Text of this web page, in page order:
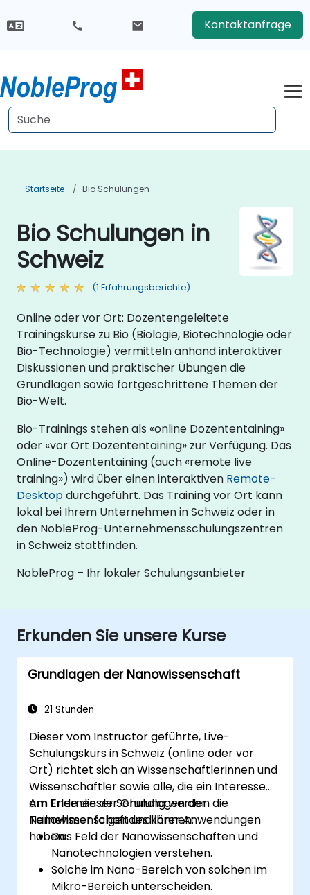
Kontaktanfrage
Startseite Bio Schulungen
Bio Schulungen in
Schweiz
(1 Erfahrungsberichte)
Online oder vor Ort: Dozentengeleitete
Trainingskurse zu Bio (Biologie, Biotechnologie oder
Bio-Technologie) vermitteln anhand interaktiver
Diskussionen und praktischer Übungen die
Grundlagen sowie fortgeschrittene Themen der
Bio-Welt.
Bio-Trainings stehen als «online Dozententaining»
oder «vor Ort Dozententaining» zur Verfügung. Das
Online-Dozententaining (auch «remote live
training») wird über einen interaktiven Remote-
Desktopdurchgeführt. Das Training vor Ort kann
lokal bei Ihrem Unternehmen in Schweiz oder in
den NobleProg-Unternehmensschulungszentren
in Schweiz stattfinden.
NobleProg – Ihr lokaler Schulungsanbieter
Erkunden Sie unsere Kurse
Grundlagen der Nanowissenschaft
21 Stunden
Dieser vom Instructor geführte, Live-
Schulungskurs in Schweiz (online oder vor
Ort) richtet sich an Wissenschaftlerinnen und
Wissenschaftler sowie alle, die ein Interesse
am Erlernen der Grundlagen der
Nanowissenschaft und ihrer Anwendungen
haben.
Am Ende dieser Schulung werden die
Teilnehmer folgendes können:
Das Feld der Nanowissenschaften und
Nanotechnologien verstehen.
Solche im Nano-Bereich von solchen im
Mikro-Bereich unterscheiden.